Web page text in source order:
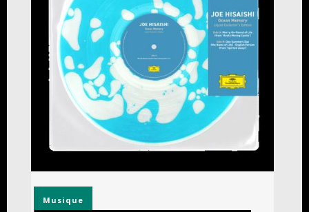
Musique